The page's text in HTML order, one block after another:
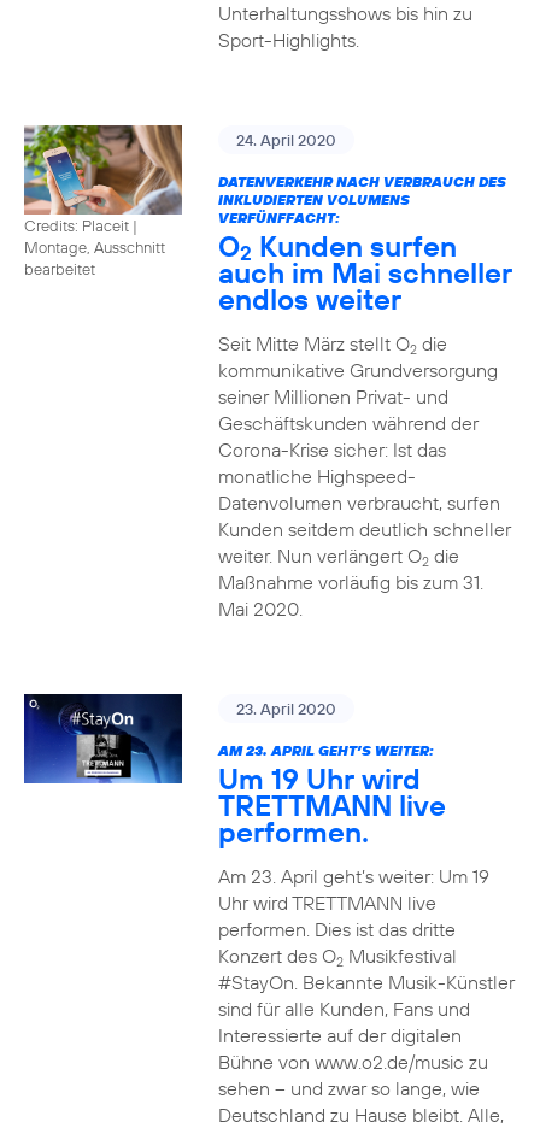
Unterhaltungsshows bis hin zu
Sport-Highlights.
Credits: Placeit |
Montage, Ausschnitt
bearbeitet
24. April 2020
DATENVERKEHR NACH VERBRAUCH DES
INKLUDIERTEN VOLUMENS
VERFÜNFFACHT:
O2 Kunden surfen
auch im Mai schneller
endlos weiter
Seit Mitte März stellt O2die
kommunikative Grundversorgung
seiner Millionen Privat- und
Geschäftskunden während der
Corona-Krise sicher: Ist das
monatliche Highspeed-
Datenvolumen verbraucht, surfen
Kunden seitdem deutlich schneller
weiter. Nun verlängert O2die
Maßnahme vorläufig bis zum 31.
Mai 2020.
23. April 2020
AM 23. APRIL GEHT’S WEITER:
Um 19 Uhr wird
TRETTMANN live
performen.
Am 23. April geht’s weiter: Um 19
Uhr wird TRETTMANN live
performen. Dies ist das dritte
Konzert des O2Musikfestival
#StayOn. Bekannte Musik-Künstler
sind für alle Kunden, Fans und
Interessierte auf der digitalen
Bühne von www.o2.de/music zu
sehen – und zwar so lange, wie
Deutschland zu Hause bleibt. Alle,